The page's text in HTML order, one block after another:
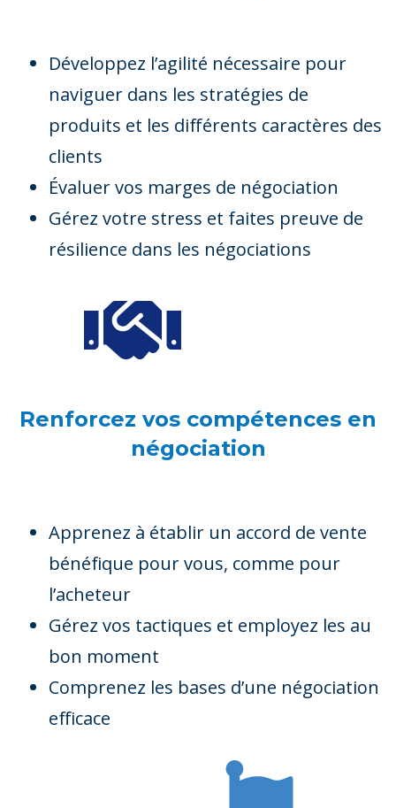
Développez l’agilité nécessaire pour
naviguer dans les stratégies de
produits et les différents caractères des
clients
Évaluer vos marges de négociation
Gérez votre stress et faites preuve de
résilience dans les négociations
Renforcez vos compétences en
négociation
Apprenez à établir un accord de vente
bénéfique pour vous, comme pour
l’acheteur
Gérez vos tactiques et employez les au
bon moment
Comprenez les bases d’une négociation
efficace